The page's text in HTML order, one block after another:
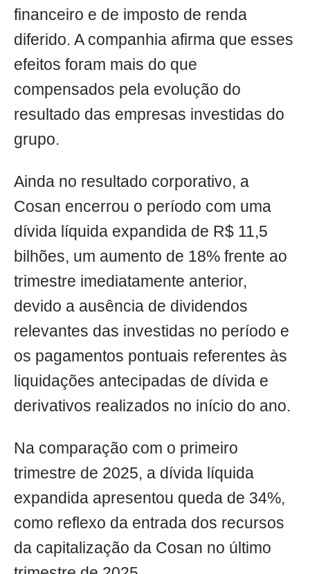
financeiro e de imposto de renda
diferido. A companhia afirma que esses
efeitos foram mais do que
compensados pela evolução do
resultado das empresas investidas do
grupo.
Ainda no resultado corporativo, a
Cosan encerrou o período com uma
dívida líquida expandida de R$ 11,5
bilhões, um aumento de 18% frente ao
trimestre imediatamente anterior,
devido a ausência de dividendos
relevantes das investidas no período e
os pagamentos pontuais referentes às
liquidações antecipadas de dívida e
derivativos realizados no início do ano.
Na comparação com o primeiro
trimestre de 2025, a dívida líquida
expandida apresentou queda de 34%,
como reflexo da entrada dos recursos
da capitalização da Cosan no último